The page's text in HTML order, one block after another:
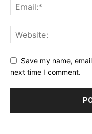
Save my name,
next time I comment.